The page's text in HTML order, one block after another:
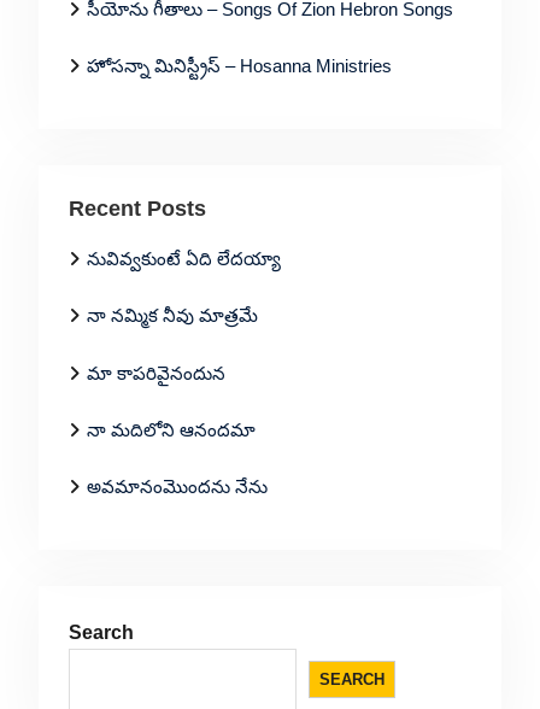
సీయోను గీతాలు – Songs Of Zion Hebron Songs
హోసన్నా మినిస్ట్రీస్ – Hosanna Ministries
Recent Posts
నువివ్వకుంటే ఏది లేదయ్యా
నా నమ్మిక నీవు మాత్రమే
మా కాపరివైనందున
నా మదిలోని ఆనందమా
అవమానంమొందను నేను
Search
SEARCH